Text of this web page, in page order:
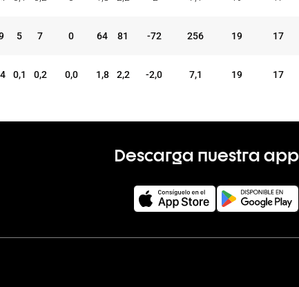
VAL
5 7 0 64 81 -72 256 19 17
0,1 0,2 0,0 1,8 2,2 -2,0 7,1 19 17
Descarga nuestra app